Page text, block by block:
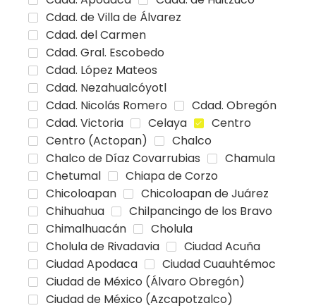
Cdad. de Villa de Álvarez
Cdad. del Carmen
Cdad. Gral. Escobedo
Cdad. López Mateos
Cdad. Nezahualcóyotl
Cdad. Nicolás Romero
Cdad. Obregón
Cdad. Victoria
Celaya
Centro
Centro (Actopan)
Chalco
Chalco de Díaz Covarrubias
Chamula
Chetumal
Chiapa de Corzo
Chicoloapan
Chicoloapan de Juárez
Chihuahua
Chilpancingo de los Bravo
Chimalhuacán
Cholula
Cholula de Rivadavia
Ciudad Acuña
Ciudad Apodaca
Ciudad Cuauhtémoc
Ciudad de México (Álvaro Obregón)
Ciudad de México (Azcapotzalco)